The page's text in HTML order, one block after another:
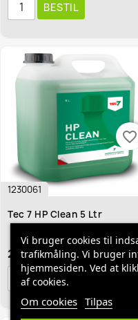
BESTIL
1230061
Tec 7 HP Clean 5 Ltr
289,95 kr.
BESTIL
favorite_border
Vi bruger cookies til
trafikmåling. Vi bruger
hjemmesiden. Ved at
af cookies.
Om cookies Tilpas